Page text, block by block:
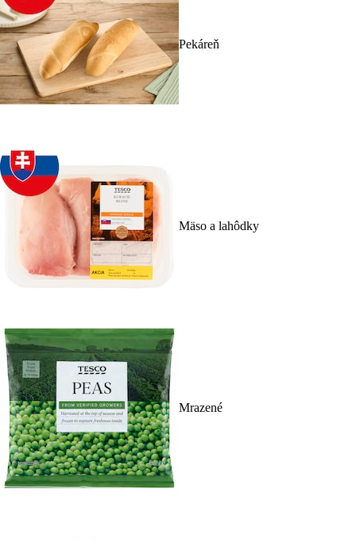
Pekáreň
Mäso a lahôdky
Mrazené